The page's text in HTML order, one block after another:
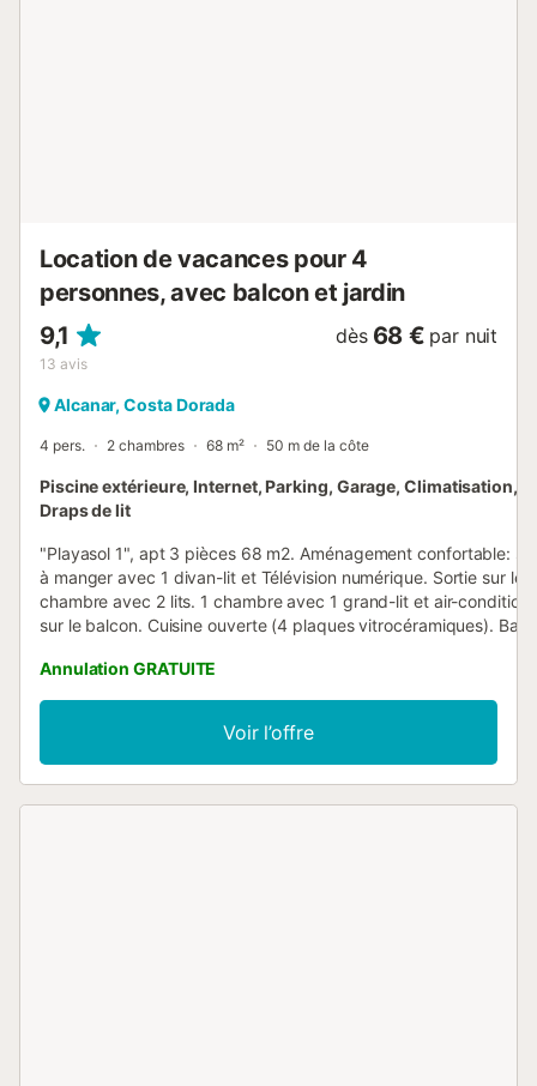
Location de vacances pour 4
personnes, avec balcon et jardin
9,1
13 avis
dès 68 € par nuit
Alcanar, Costa Dorada
4 pers. 2 chambres 68 m² 50 m de la côte
Piscine extérieure, Internet, Parking, Garage, Climatisation,
Draps de lit
"Playasol 1", apt 3 pièces 68 m2. Aménagement confortable:
à manger avec 1 divan-lit et Télévision numérique. Sortie sur le
chambre avec 2 lits. 1 chambre avec 1 grand-lit et air-
sur le balcon. Cuisine ouverte (4 plaques vitrocéramiques).
Adapté(e) aux familles. HUTTE002643 // Reg. Nr.:
Annulation GRATUITE
Voir l’offre